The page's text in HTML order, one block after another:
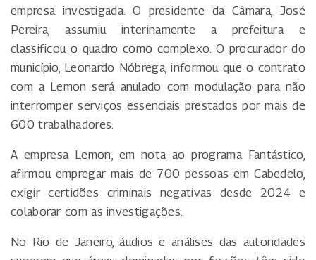
empresa investigada. O presidente da Câmara, José
Pereira, assumiu interinamente a prefeitura e
classificou o quadro como complexo. O procurador do
município, Leonardo Nóbrega, informou que o contrato
com a Lemon será anulado com modulação para não
interromper serviços essenciais prestados por mais de
600 trabalhadores.
A empresa Lemon, em nota ao programa Fantástico,
afirmou empregar mais de 700 pessoas em Cabedelo,
exigir certidões criminais negativas desde 2024 e
colaborar com as investigações.
No Rio de Janeiro, áudios e análises das autoridades